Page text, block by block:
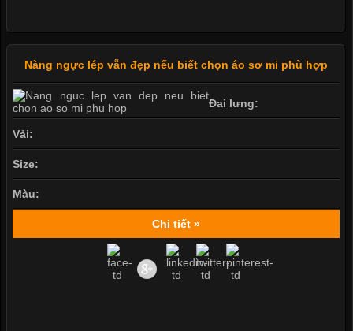
Nàng ngực lép vẫn đẹp nếu biết chọn áo sơ mi phù hợp
Đai lưng:
Vải:
Size:
Màu:
Chi tiết »